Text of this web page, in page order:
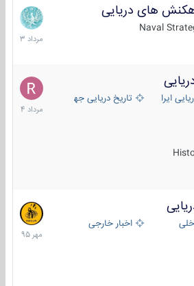
های دریایی
Naval
2
مرداد
1403
ایران تاریخ دریایی جهان
16
مرداد
1404
اخبار خارجی
27
مهر
1395